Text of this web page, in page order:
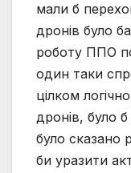
мали б
дронів було
роботу ППО
один таки
цілком
дронів, було
було сказано
би уразити